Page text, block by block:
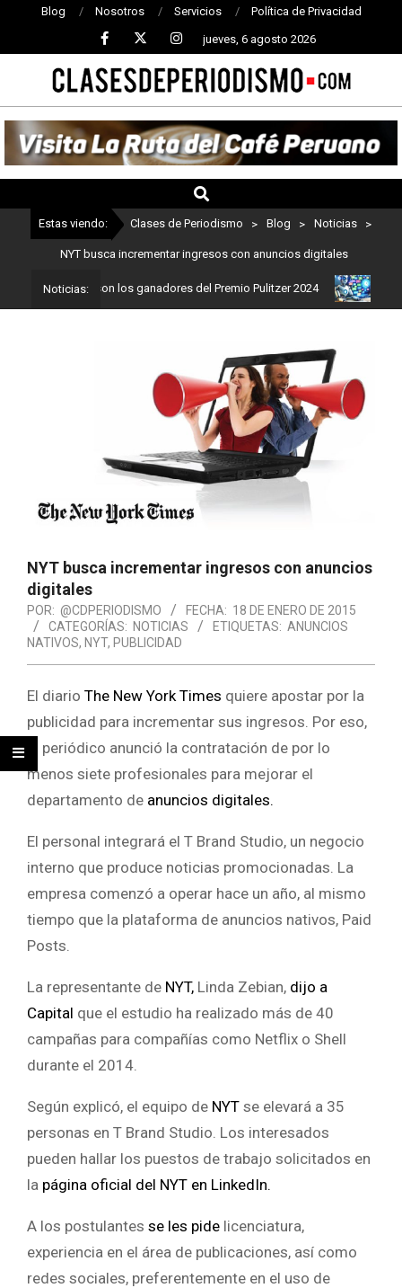
Blog Nosotros Servicios Política de Privacidad
jueves, 6 agosto 2026
CLASES
DE
PERIODISMO
Estas viendo: Clases de Periodismo > Blog > Noticias >
NYT busca incrementar ingresos con anuncios digitales
Noticias:
Estos son los ganadores del Premio Pulitzer 2024
NYT busca incrementar ingresos con anuncios
digitales
POR: @CDPERIODISMO FECHA: 18 DE ENERO DE 2015
CATEGORÍAS: NOTICIAS ETIQUETAS: ANUNCIOS
NATIVOS, NYT, PUBLICIDAD
El diario The New York Times quiere apostar por la
publicidad para incrementar sus ingresos. Por eso,
el periódico anunció la contratación de por lo
menos siete profesionales para mejorar el
departamento de anuncios digitales.
El personal integrará el T Brand Studio, un negocio
interno que produce noticias promocionadas. La
empresa comenzó a operar hace un año, al mismo
tiempo que la plataforma de anuncios nativos, Paid
Posts.
La representante de NYT, Linda Zebian, dijo a
Capital que el estudio ha realizado más de 40
campañas para compañías como Netflix o Shell
durante el 2014.
Según explicó, el equipo de NYT se elevará a 35
personas en T Brand Studio. Los interesados
pueden hallar los puestos de trabajo solicitados en
la página oficial del NYT en LinkedIn.
A los postulantes se les pide licenciatura,
experiencia en el área de publicaciones, así como
redes sociales, preferentemente en el uso de